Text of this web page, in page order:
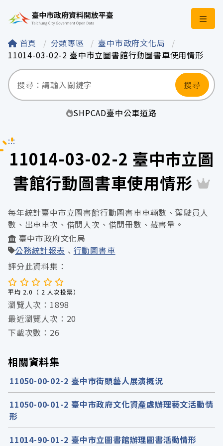
臺中市政府資料開
首頁 分類專區
臺中市政府文化局
11014-03-02-2 臺中市立圖書館行動圖書車使用情形
搜尋
SHPCAD臺中公車道路
:::
11014-03-02-2 臺中市立圖
書館行動圖書車使用情形
每年統計臺中市立圖書館行動圖書車車輛數、駕駛員人
數、出車車次、借閱人次、借閱冊數、藏書量。
臺中市政府文化局
公務統計報表
行動圖書車
評分此資料集：
平均 2.0（ 2 人次投票）
瀏覽人次：1898
最近瀏覽人次：20
下載次數：26
相關資料集
11050-00-02-2 臺中市街頭藝人展演概況
11050-00-01-2 臺中市政府文化資產處辦理藝文活動情
形
11014-90-01-2 臺中市立圖書館辦理圖書活動情形